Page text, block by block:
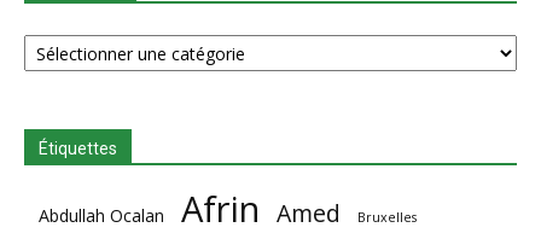
Catégories
Étiquettes
Abdullah Ocalan Afrin Amed Bruxelles